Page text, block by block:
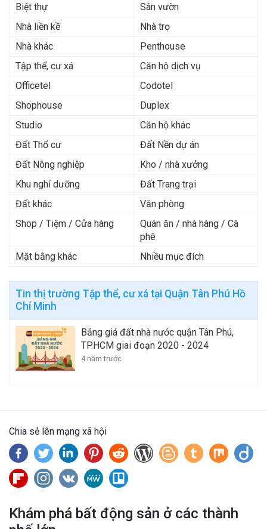
Biệt thự
Sân vườn
Nhà liền kề
Nhà trọ
Nhà khác
Penthouse
Tập thể, cư xá
Căn hộ dịch vụ
Officetel
Codotel
Shophouse
Duplex
Studio
Căn hộ khác
Đất Thổ cư
Đất Nền dự án
Đất Nông nghiệp
Kho / nhà xưởng
Khu nghỉ dưỡng
Đất Trang trại
Đất khác
Văn phòng
Shop / Tiệm / Cửa hàng
Quán ăn / nhà hàng / Cà
phê
Mặt bằng khác
Nhiều mục đích
Tin thị trường Tập thể, cư xá tại Quận Tân Phú Hồ
Chí Minh
Bảng giá đất nhà nước quận Tân Phú,
TP.HCM giai đoạn 2020 - 2024
4 năm trước
Chia sẻ lên mạng xã hội
Khám phá bất động sản ở các thành